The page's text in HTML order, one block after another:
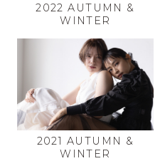
2022 AUTUMN &
WINTER
2021 AUTUMN &
WINTER